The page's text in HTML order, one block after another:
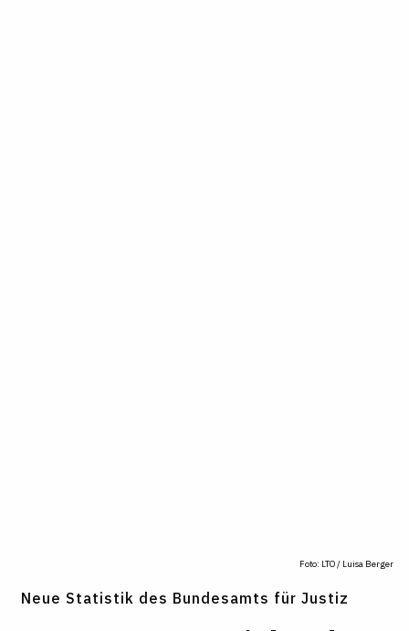
Foto: LTO / Luisa Berger
Neue Statistik des Bundesamts für Justiz